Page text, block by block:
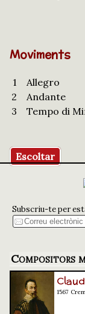
Moviments
1
Allegro
2
Andante
3
Tempo di
Escoltar
Subscriu-te per
Compositors
1567